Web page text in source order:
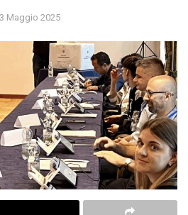
Maggio 2025